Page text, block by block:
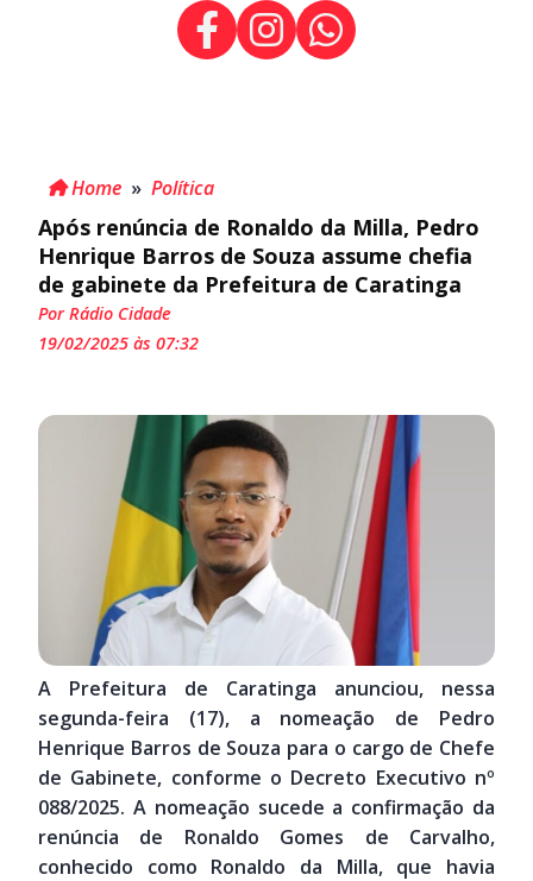
Home » Política
Após renúncia de Ronaldo da Milla, Pedro
Henrique Barros de Souza assume chefia
de gabinete da Prefeitura de Caratinga
Por Rádio Cidade
19/02/2025 às 07:32
A Prefeitura de Caratinga anunciou, nessa
segunda-feira (17), a nomeação de Pedro
Henrique Barros de Souza para o cargo de Chefe
de Gabinete, conforme o Decreto Executivo nº
088/2025. A nomeação sucede a confirmação da
renúncia de Ronaldo Gomes de Carvalho,
conhecido como Ronaldo da Milla, que havia